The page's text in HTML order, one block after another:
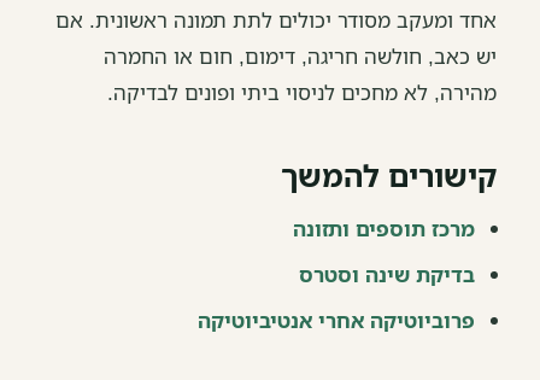
אחד ומעקב מסודר יכולים לתת תמונה ראשונית. אם
יש כאב, חולשה חריגה, דימום, חום או החמרה
מהירה, לא מחכים לניסוי ביתי ופונים לבדיקה.
קישורים להמשך
מרכז תוספים ותזונה
בדיקת שינה וסטרס
פרוביוטיקה אחרי אנטיביוטיקה